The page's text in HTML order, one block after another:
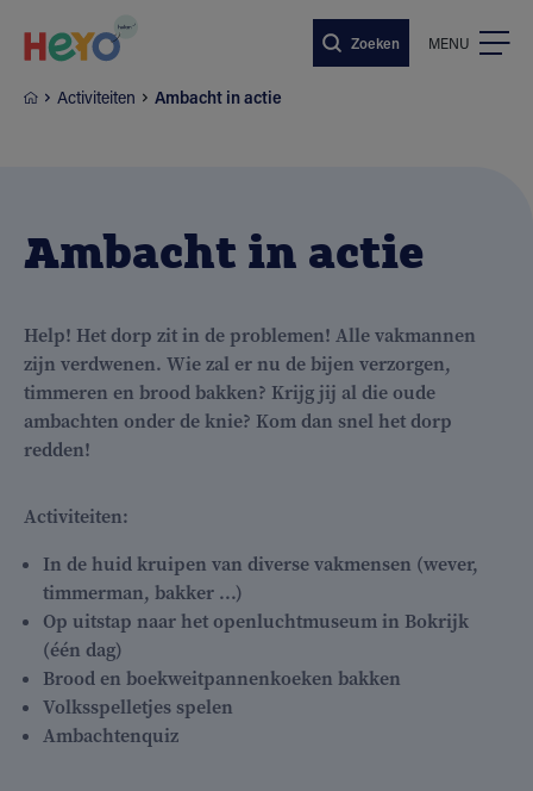
Zoeken MENU
Activiteiten Ambacht in actie
Ambacht in actie
Help! Het dorp zit in de problemen! Alle vakmannen
zijn verdwenen. Wie zal er nu de bijen verzorgen,
timmeren en brood bakken? Krijg jij al die oude
ambachten onder de knie? Kom dan snel het dorp
redden!
Activiteiten:
In de huid kruipen van diverse vakmensen (wever,
timmerman, bakker ...)
Op uitstap naar het openluchtmuseum in Bokrijk
(één dag)
Brood en boekweitpannenkoeken bakken
Volksspelletjes spelen
Ambachtenquiz